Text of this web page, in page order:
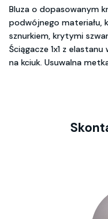
Bluza o dopasowanym
podwójnego materiału,
sznurkiem, krytymi
Ściągacze 1x1 z
na kciuk. Usuwalna